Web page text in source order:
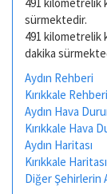
sürmektedir.
491 kilometrelik
dakika
Aydın Rehberi
Kırıkkale Rehberi
Aydın Hava
Kırıkkale Hava
Aydın Haritası
Kırıkkale Haritası
Diğer Şehirlerin